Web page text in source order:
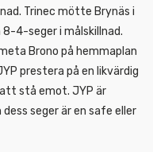
Trinec mötte Brynäs i
4-seger i målskillnad.
Brono på hemmaplan
prestera på en likvärdig
stå emot. JYP är
seger är en safe eller